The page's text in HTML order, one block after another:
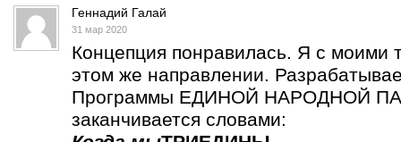
Геннадий Галай
31 мар 2020
Концепция понравилась. Я с моими
этом же направлении.
Программы ЕДИНОЙ НАРОДНОЙ
заканчивается словами: